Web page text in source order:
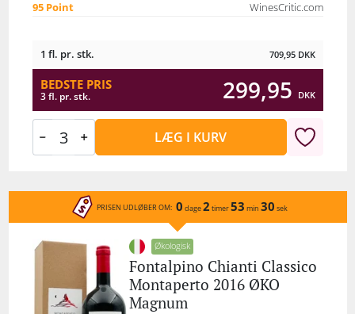
95 Point
WinesCritic.com
1 fl. pr. stk. 709,95 DKK
BEDSTE PRIS
3 fl. pr. stk. 299,95 DKK
LÆG I KURV
PRISEN UDLØBER OM: 0 dage2 timer53 min 30 sek
Økologisk
Fontalpino Chianti Classico
Montaperto 2016 ØKO
Magnum